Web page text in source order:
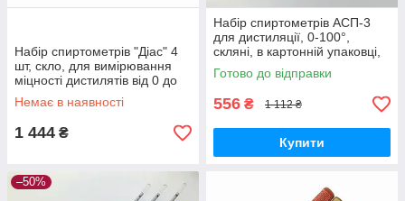
Набір спиртометрів "Діас" 4
шт, скло, для вимірювання
міцності дистилятів від 0 до
100 градусів, довжина 150
мм
Немає в наявності
1 444 ₴
Набір спиртометрів АСП-3
для дистиляції, 0-100°,
скляні, в картонній упаковці,
3 різних ареометри
Готово до відправки
556 ₴ 1 112 ₴
Купити
–50%